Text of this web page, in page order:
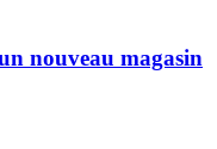
nouveau magasin